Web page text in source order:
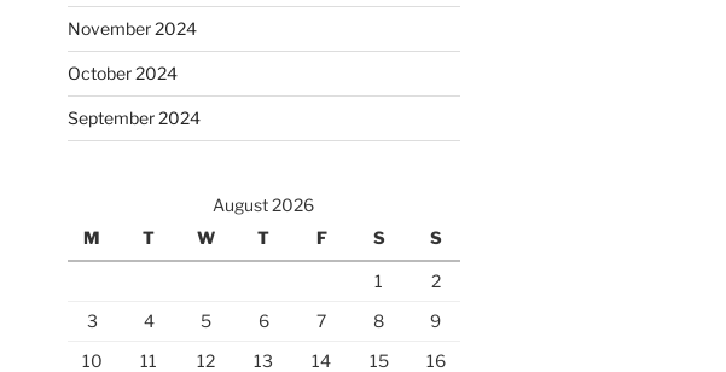
November 2024
October 2024
September 2024
August 2026
M
T W T F S S
1
2
3
4 5 6 7 8
9
10
11 12 13 14 15
16